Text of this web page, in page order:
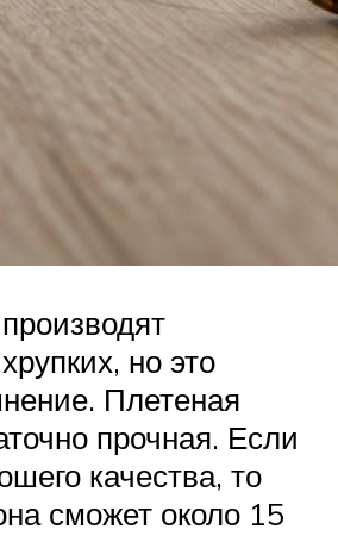
но это
Плетеная
прочная. Если
качества, то
сможет около 15